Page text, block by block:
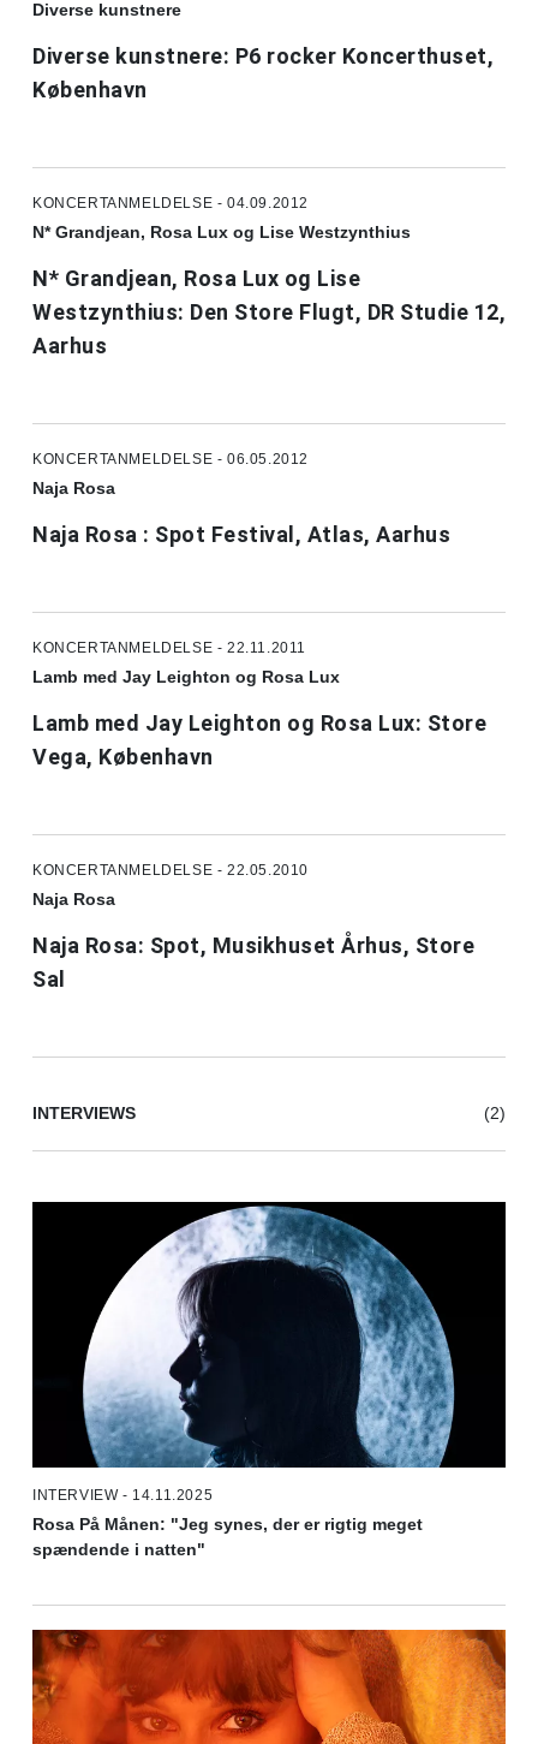
Diverse kunstnere
Diverse kunstnere: P6 rocker Koncerthuset,
København
KONCERTANMELDELSE - 04.09.2012
N* Grandjean, Rosa Lux og Lise Westzynthius
N* Grandjean, Rosa Lux og Lise
Westzynthius: Den Store Flugt, DR Studie 12,
Aarhus
KONCERTANMELDELSE - 06.05.2012
Naja Rosa
Naja Rosa : Spot Festival, Atlas, Aarhus
KONCERTANMELDELSE - 22.11.2011
Lamb med Jay Leighton og Rosa Lux
Lamb med Jay Leighton og Rosa Lux: Store
Vega, København
KONCERTANMELDELSE - 22.05.2010
Naja Rosa
Naja Rosa: Spot, Musikhuset Århus, Store
Sal
INTERVIEWS (2)
INTERVIEW - 14.11.2025
Rosa På Månen: "Jeg synes, der er rigtig meget
spændende i natten"